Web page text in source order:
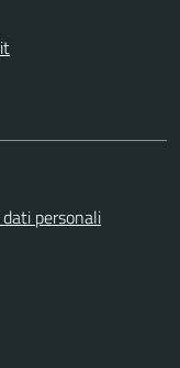
personali